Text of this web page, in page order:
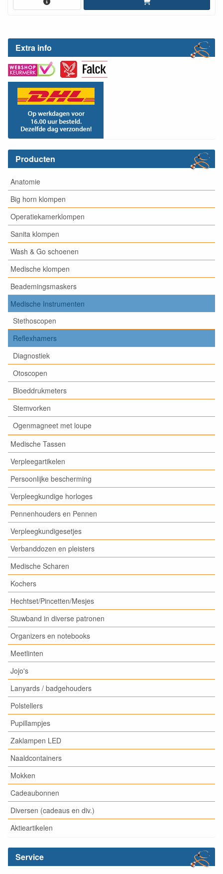
Extra info
Producten
Anatomie
Big horn klompen
Operatiekamerklompen
Sanita klompen
Wash & Go schoenen
Medische klompen
Beademingsmaskers
Medische Instrumenten
Stethoscopen
Reflexhamers
Diagnostiek
Otoscopen
Bloeddrukmeters
Stemvorken
Ogenmagneet met loupe
Medische Tassen
Verpleegartikelen
Persoonlijke bescherming
Verpleegkundige horloges
Pennenhouders en Pennen
Verpleegkundigesetjes
Verbanddozen en pleisters
Medische Scharen
Kochers
Hechtset/Pincetten/Mesjes
Stuwband in diverse patronen
Organizers en notebooks
Meetlinten
Jojo's
Lanyards / badgehouders
Polstellers
Pupillampjes
Zaklampen LED
Naaldcontainers
Mokken
Cadeaubonnen
Diversen (cadeaus en div.)
Aktieartikelen
Service